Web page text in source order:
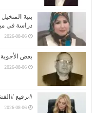
بنية
دراسة في
2026-08-06
بعض
2026-08-06
#ترقيع
2026-08-06